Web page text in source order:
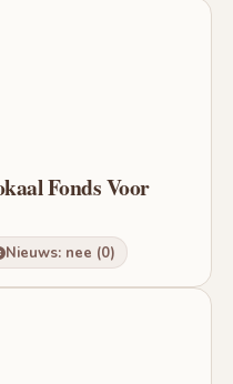
Fonds Voor
Nieuws: nee (0)